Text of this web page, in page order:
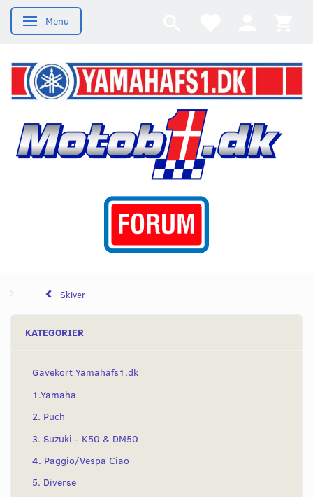
Skifte navigation
Menu
Skiver
KATEGORIER
Gavekort Yamahafs1.dk
1.Yamaha
2. Puch
3. Suzuki - K50 & DM50
4. Paggio/Vespa Ciao
5. Diverse